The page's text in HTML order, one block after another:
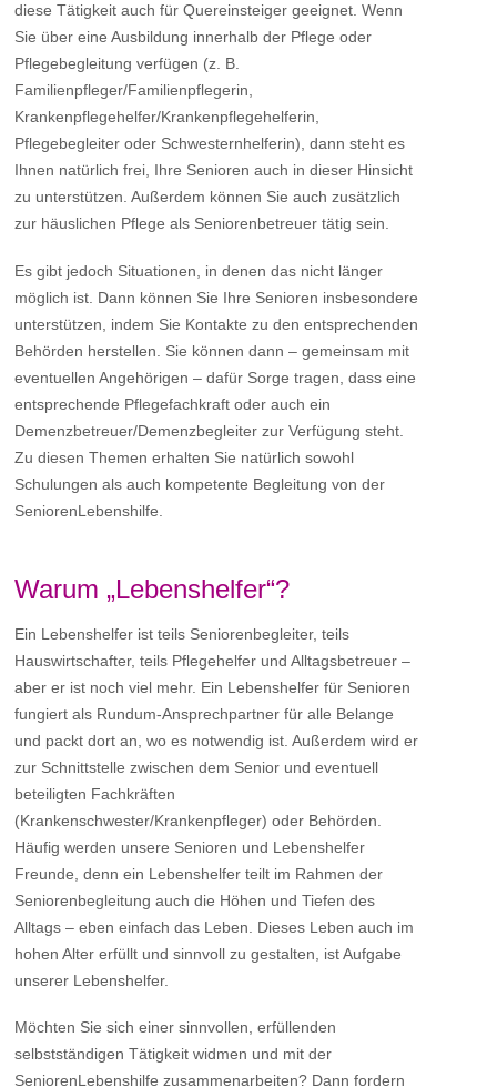
diese Tätigkeit auch für Quereinsteiger geeignet. Wenn
Sie über eine Ausbildung innerhalb der Pflege oder
Pflegebegleitung verfügen (z. B.
Familienpfleger/Familienpflegerin,
Krankenpflegehelfer/Krankenpflegehelferin,
Pflegebegleiter oder Schwesternhelferin), dann steht es
Ihnen natürlich frei, Ihre Senioren auch in dieser Hinsicht
zu unterstützen. Außerdem können Sie auch zusätzlich
zur häuslichen Pflege als Seniorenbetreuer tätig sein.
Es gibt jedoch Situationen, in denen das nicht länger
möglich ist. Dann können Sie Ihre Senioren insbesondere
unterstützen, indem Sie Kontakte zu den entsprechenden
Behörden herstellen. Sie können dann – gemeinsam mit
eventuellen Angehörigen – dafür Sorge tragen, dass eine
entsprechende Pflegefachkraft oder auch ein
Demenzbetreuer/Demenzbegleiter zur Verfügung steht.
Zu diesen Themen erhalten Sie natürlich sowohl
Schulungen als auch kompetente Begleitung von der
SeniorenLebenshilfe.
Warum „Lebenshelfer“?
Ein Lebenshelfer ist teils Seniorenbegleiter, teils
Hauswirtschafter, teils Pflegehelfer und Alltagsbetreuer –
aber er ist noch viel mehr. Ein Lebenshelfer für Senioren
fungiert als Rundum-Ansprechpartner für alle Belange
und packt dort an, wo es notwendig ist. Außerdem wird er
zur Schnittstelle zwischen dem Senior und eventuell
beteiligten Fachkräften
(Krankenschwester/Krankenpfleger) oder Behörden.
Häufig werden unsere Senioren und Lebenshelfer
Freunde, denn ein Lebenshelfer teilt im Rahmen der
Seniorenbegleitung auch die Höhen und Tiefen des
Alltags – eben einfach das Leben. Dieses Leben auch im
hohen Alter erfüllt und sinnvoll zu gestalten, ist Aufgabe
unserer Lebenshelfer.
Möchten Sie sich einer sinnvollen, erfüllenden
selbstständigen Tätigkeit widmen und mit der
SeniorenLebenshilfe zusammenarbeiten? Dann fordern